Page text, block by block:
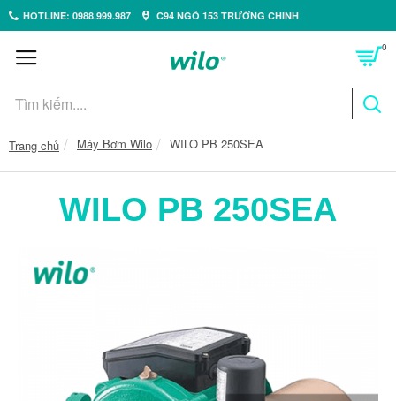
HOTLINE: 0988.999.987 C94 NGÕ 153 TRƯỜNG CHINH
0
Trang chủ Máy Bơm Wilo WILO PB 250SEA
WILO PB 250SEA